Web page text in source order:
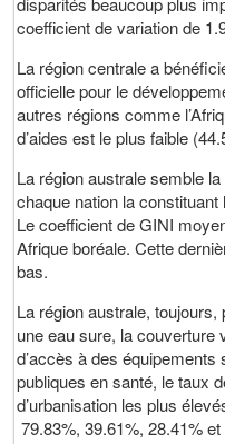
coefficient de variation de
La région centrale a
officielle pour le
autres régions comme
d’aides est le plus faible
La région australe semble
chaque nation la
Le coefficient de GINI
Afrique boréale. Cette
bas.
La région australe, toujours,
une eau sure, la couverture
d’accès à des
publiques en santé, le taux
d’urbanisation les plus
79.83%, 39.61%, 28.41%